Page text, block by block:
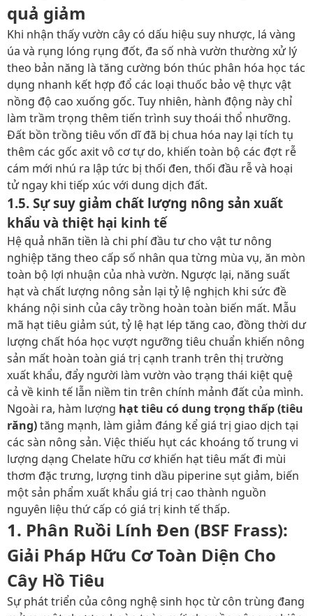
quả giảm
Khi nhận thấy vườn cây có dấu hiệu suy nhược, lá vàng
úa và rụng lóng rụng đốt, đa số nhà vườn thường xử lý
theo bản năng là tăng cường bón thúc phân hóa học tác
dụng nhanh kết hợp đổ các loại thuốc bảo vệ thực vật
nồng độ cao xuống gốc. Tuy nhiên, hành động này chỉ
làm trầm trọng thêm tiến trình suy thoái thổ nhưỡng.
Đất bồn trồng tiêu vốn dĩ đã bị chua hóa nay lại tích tụ
thêm các gốc axit vô cơ tự do, khiến toàn bộ các đợt rễ
cám mới nhú ra lập tức bị thối đen, thối đầu rễ và hoại
tử ngay khi tiếp xúc với dung dịch đất.
1.5. Sự suy giảm chất lượng nông sản xuất
khẩu và thiệt hại kinh tế
Hệ quả nhãn tiền là chi phí đầu tư cho vật tư nông
nghiệp tăng theo cấp số nhân qua từng mùa vụ, ăn mòn
toàn bộ lợi nhuận của nhà vườn. Ngược lại, năng suất
hạt và chất lượng nông sản lại tỷ lệ nghịch khi sức đề
kháng nội sinh của cây trồng hoàn toàn biến mất. Mẫu
mã hạt tiêu giảm sút, tỷ lệ hạt lép tăng cao, đồng thời dư
lượng chất hóa học vượt ngưỡng tiêu chuẩn khiến nông
sản mất hoàn toàn giá trị cạnh tranh trên thị trường
xuất khẩu, đẩy người làm vườn vào trạng thái kiệt quệ
cả về kinh tế lẫn niềm tin trên chính mảnh đất của mình.
Ngoài ra, hàm lượng hạt tiêu có dung trọng thấp (tiêu
răng)tăng mạnh, làm giảm đáng kể giá trị giao dịch tại
các sàn nông sản. Việc thiếu hụt các khoáng tố trung vi
lượng dạng Chelate hữu cơ khiến hạt tiêu mất đi mùi
thơm đặc trưng, lượng tinh dầu piperine sụt giảm, biến
một sản phẩm xuất khẩu giá trị cao thành nguồn
nguyên liệu thứ cấp có giá trị kinh tế thấp.
1. Phân Ruồi Lính Đen (BSF Frass):
Giải Pháp Hữu Cơ Toàn Diện Cho
Cây Hồ Tiêu
Sự phát triển của công nghệ sinh học từ côn trùng đang